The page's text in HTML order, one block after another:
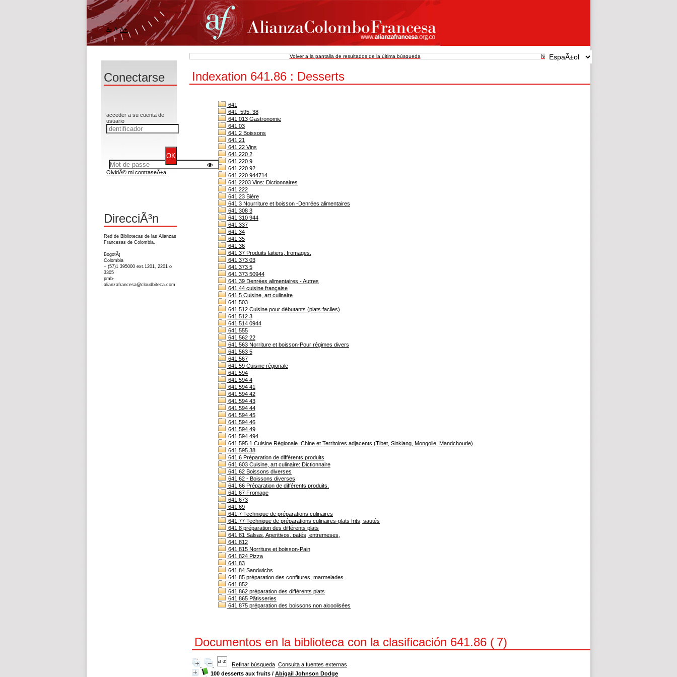
Volver a la pantalla de resultados de la última búsqueda New search
Indexation 641.86 : Desserts
641
641. 595. 38
641.013 Gastronomie
641.03
641.2 Boissons
641.21
641.22 Vins
641.220 2
641.220 9
641.220 92
641.220 944714
641.2203 Vins: Dictionnaires
641.222
641.23 Bière
641.3 Nourriture et boisson -Denrées alimentaires
641.308 3
641.310 944
641.337
641.34
641.35
641.36
641.37 Produits laitiers, fromages.
641.373 03
641.373 5
641.373 50944
641.39 Denrées alimentaires - Autres
641.44 cuisine française
641.5 Cuisine, art culinaire
641.503
641.512 Cuisine pour débutants (plats faciles)
641.512 3
641.514 0944
641.555
641.562 22
641.563 Norriture et boisson-Pour régimes divers
641.563 5
641.567
641.59 Cuisine régionale
641.594
641.594 4
641.594 41
641.594 42
641.594 43
641.594 44
641.594 45
641.594 46
641.594 49
641.594 494
641.595 1 Cuisine Régionale. Chine et Territoires adjacents (Tibet, Sinkiang, Mongolie, Mandchourie)
641.595.38
641.6 Préparation de différents produits
641.603 Cuisine, art culinaire: Dictionnaire
641.62 Boissons diverses
641.62 - Boissons diverses
641.66 Préparation de différents produits.
641.67 Fromage
641.673
641.69
641.7 Technique de préparations culinaires
641.77 Technique de préparations culinaires-plats frits, sautés
641.8 préparation des différents plats
641.81 Salsas, Aperitivos, patés, entremeses,
641.812
641.815 Norriture et boisson-Pain
641.824 Pizza
641.83
641.84 Sandwichs
641.85 préparation des confitures, marmelades
641.852
641.862 préparation des différents plats
641.865 Pâtisseries
641.875 préparation des boissons non alcoolisées
Documentos en la biblioteca con la clasificación 641.86 ( 7)
Refinar búsqueda Consulta a fuentes externas
100 desserts aux fruits / Abigail Johnson Dodge
A- A A+
Conectarse
acceder a su cuenta de
usuario
OlvidÃ© mi contraseÃ±a
DirecciÃ³n
Red de Bibliotecas de las Alianzas
Francesas de Colombia.
BogotÃ¡
Colombia
+ (57)1 395000 ext.1201, 2201 o
3305
pmb-
alianzafrancesa@cloudbiteca.com